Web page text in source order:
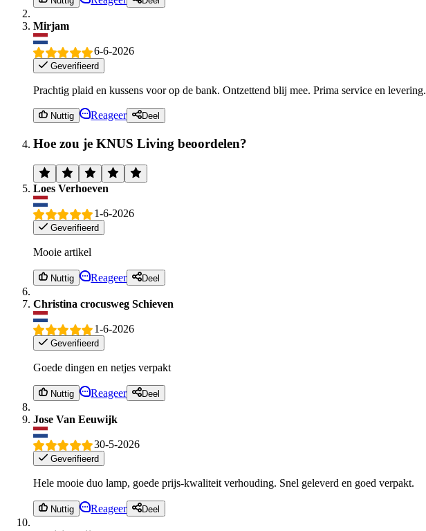
Mirjam
6-6-2026
Geverifieerd
Prachtig plaid en kussens voor op de bank. Ontzettend blij mee. Prima service en levering.
Nuttig Reageer Deel
Hoe zou je KNUS Living beoordelen?
Loes Verhoeven
1-6-2026
Geverifieerd
Mooie artikel
Nuttig Reageer Deel
Christina crocusweg Schieven
1-6-2026
Geverifieerd
Goede dingen en netjes verpakt
Nuttig Reageer Deel
Jose Van Eeuwijk
30-5-2026
Geverifieerd
Hele mooie duo lamp, goede prijs-kwaliteit verhouding. Snel geleverd en goed verpakt.
Nuttig Reageer Deel